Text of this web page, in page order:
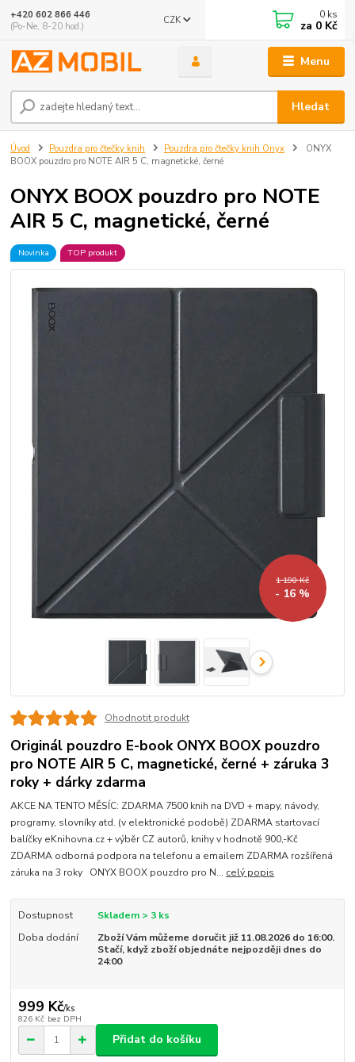
Menu
CZK
Hledat
+420 602 866 446
(Po-Ne, 8-20 hod.)
0 ks
za 0 Kč
Úvod Pouzdra pro čtečky knih Pouzdra pro čtečky knih Onyx
ONYX
BOOX pouzdro pro NOTE AIR 5 C, magnetické, černé
ONYX BOOX pouzdro pro NOTE
AIR 5 C, magnetické, černé
Novinka TOP produkt
1 190 Kč
- 16 %
Ohodnotit produkt
Originál pouzdro E-book ONYX BOOX pouzdro
pro NOTE AIR 5 C, magnetické, černé + záruka 3
roky + dárky zdarma
AKCE NA TENTO MĚSÍC: ZDARMA 7500 knih na DVD + mapy, návody,
programy, slovníky atd. (v elektronické podobě) ZDARMA startovací
balíčky eKnihovna.cz + výběr CZ autorů, knihy v hodnotě 900,-Kč
ZDARMA odborná podpora na telefonu a emailem ZDARMA rozšířená
záruka na 3 roky ONYX BOOX pouzdro pro N... celý popis
Dostupnost
Skladem > 3 ks
Doba dodání
Zboží Vám můžeme doručit již 11.08.2026 do 16:00.
Stačí, když zboží objednáte nejpozději dnes do
24:00
999 Kč/ks
826 Kč bez DPH
Přidat do košíku